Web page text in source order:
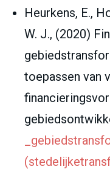
Heurkens, E.,
W. J., (2020)
toepassen van